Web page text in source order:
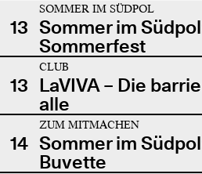
13
SOMMER IM SÜDPOL
Sommer im
Sommerfest
13
CLUB
LaVIVA – Die
alle
14
ZUM MITMACHEN
Sommer im
Buvette